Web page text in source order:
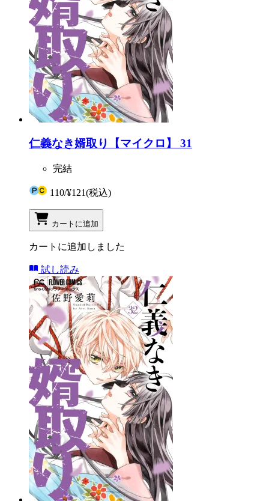
仁義なき婿取り【マイクロ】 31
完結
110/¥121(税込)
カートに追加
カートに追加しました
試し読み